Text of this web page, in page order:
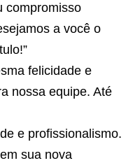
compromisso
a você o
felicidade e
nossa equipe. Até
e profissionalismo.
sua nova